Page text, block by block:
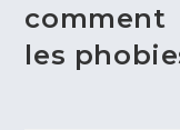
comment
les